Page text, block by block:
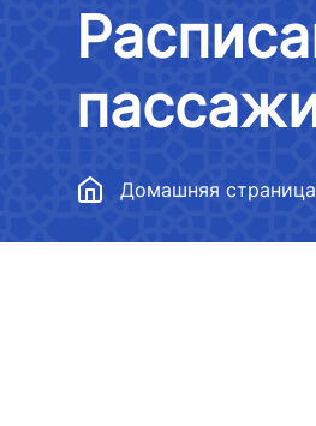
Структура
Территориальные
Подведомственные
Домашняя страница